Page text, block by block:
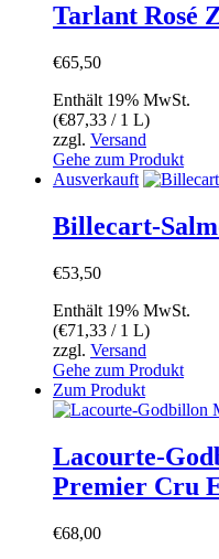
werden
Tarlant Rosé
€65,50
Enthält 19% MwSt.
(€87,33 / 1 L)
zzgl. Versand
Gehe zum Produkt
Ausverkauft
Billecart-
€53,50
Enthält 19% MwSt.
(€71,33 / 1 L)
zzgl. Versand
Gehe zum Produkt
Zum Produkt
Lacourte-
Premier Cru
€68,00